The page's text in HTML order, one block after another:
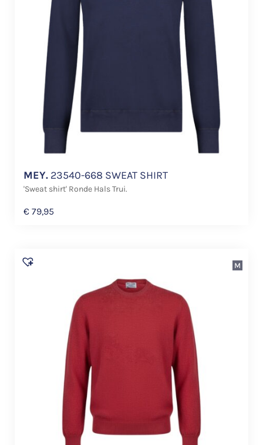
MEY. 23540-668 SWEAT SHIRT
'Sweat shirt' Ronde Hals Trui.
€ 79,95
M